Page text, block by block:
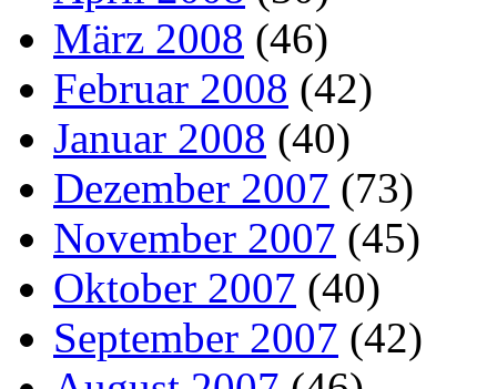
März 2008 (46)
Februar 2008 (42)
Januar 2008 (40)
Dezember 2007 (73)
November 2007 (45)
Oktober 2007 (40)
September 2007 (42)